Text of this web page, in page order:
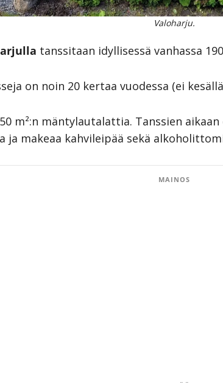
Valoharju.
tanssitaan idyllisessä vanhassa
on noin 20 kertaa vuodessa (ei
m²:n mäntylautalattia. Tanssien
ja makeaa kahvileipää sekä
MAINOS